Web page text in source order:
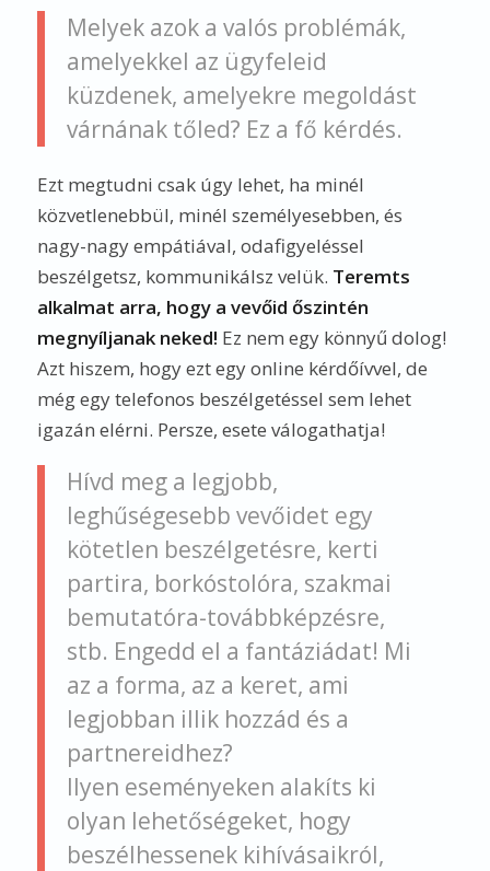
Melyek azok a valós problémák,
amelyekkel az ügyfeleid
küzdenek, amelyekre megoldást
várnának tőled? Ez a fő kérdés.
Ezt megtudni csak úgy lehet, ha minél
közvetlenebbül, minél személyesebben, és
nagy-nagy empátiával, odafigyeléssel
beszélgetsz, kommunikálsz velük. Teremts
alkalmat arra, hogy a vevőid őszintén
megnyíljanak neked! Ez nem egy könnyű dolog!
Azt hiszem, hogy ezt egy online kérdőívvel, de
még egy telefonos beszélgetéssel sem lehet
igazán elérni. Persze, esete válogathatja!
Hívd meg a legjobb,
leghűségesebb vevőidet egy
kötetlen beszélgetésre, kerti
partira, borkóstolóra, szakmai
bemutatóra-továbbképzésre,
stb. Engedd el a fantáziádat! Mi
az a forma, az a keret, ami
legjobban illik hozzád és a
partnereidhez?
Ilyen eseményeken alakíts ki
olyan lehetőségeket, hogy
beszélhessenek kihívásaikról,